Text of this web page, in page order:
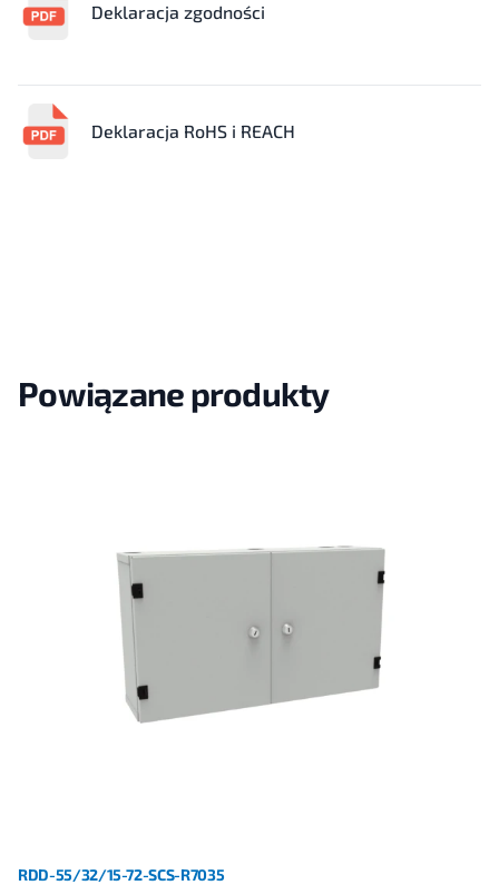
Deklaracja zgodności
Deklaracja RoHS i REACH
Powiązane produkty
RDD-55/32/15-72-SCS-R7035